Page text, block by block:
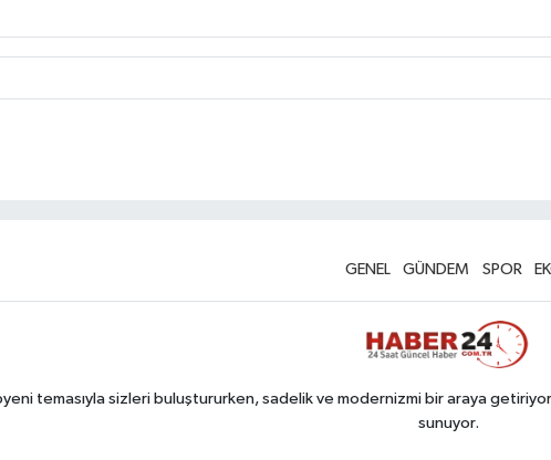
GENEL GÜNDEM SPOR
temasıyla sizleri buluştururken, sadelik ve modernizmi bir araya
sunuyor.